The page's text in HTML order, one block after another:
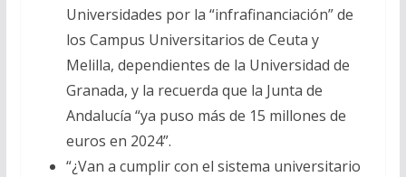
Universidades por la “infrafinanciación” de
los Campus Universitarios de Ceuta y
Melilla, dependientes de la Universidad de
Granada, y la recuerda que la Junta de
Andalucía “ya puso más de 15 millones de
euros en 2024”.
“¿Van a cumplir con el sistema universitario